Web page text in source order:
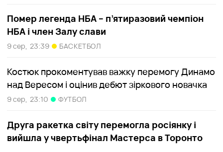
Помер легенда НБА – п’ятиразовий чемпіон
НБА і член Залу слави
9 сер, 23:39 БАСКЕТБОЛ
Костюк прокоментував важку перемогу Динамо
над Вересом і оцінив дебют зіркового новачка
9 сер, 23:10 ФУТБОЛ
Друга ракетка світу перемогла росіянку і
вийшла у чвертьфінал Мастерса в Торонто